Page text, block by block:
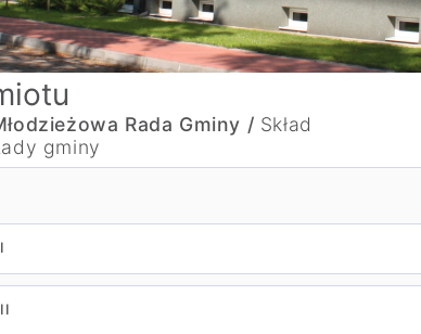
Rada Gminy / Skład
gminy